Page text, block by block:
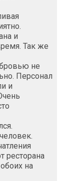
и
Так же
не
Персонал
и
ресторана
на